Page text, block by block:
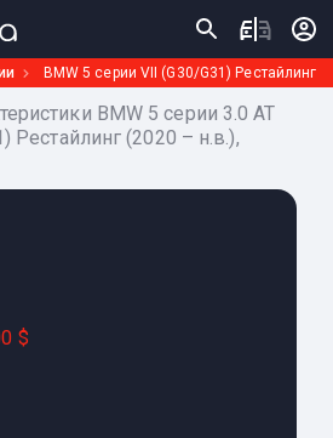
BMW 5 серии VII (G30/G31) Рестайлинг
BMW 5 серии 3.0 AT
Рестайлинг (2020 – н.в.),
$